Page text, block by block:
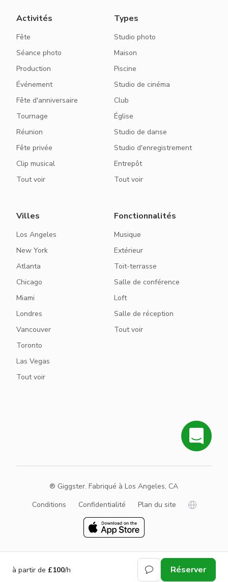
à partir de £100/h Réserver
Activités
Fête
Séance photo
Production
Événement
Fête d'anniversaire
Tournage
Réunion
Fête privée
Clip musical
Tout voir
Types
Studio photo
Maison
Piscine
Studio de cinéma
Club
Église
Studio de danse
Studio d'enregistrement
Entrepôt
Tout voir
Villes
Los Angeles
New York
Atlanta
Chicago
Miami
Londres
Vancouver
Toronto
Las Vegas
Tout voir
Fonctionnalités
Musique
Extérieur
Toit-terrasse
Salle de conférence
Loft
Salle de réception
Tout voir
® Giggster. Fabriqué à Los Angeles, CA
Conditions
Confidentialité Plan du site